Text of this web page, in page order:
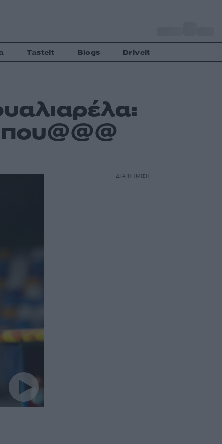
Tasteit Blogs Driveit
ΔΙΑΦΗΜΙΣΗ